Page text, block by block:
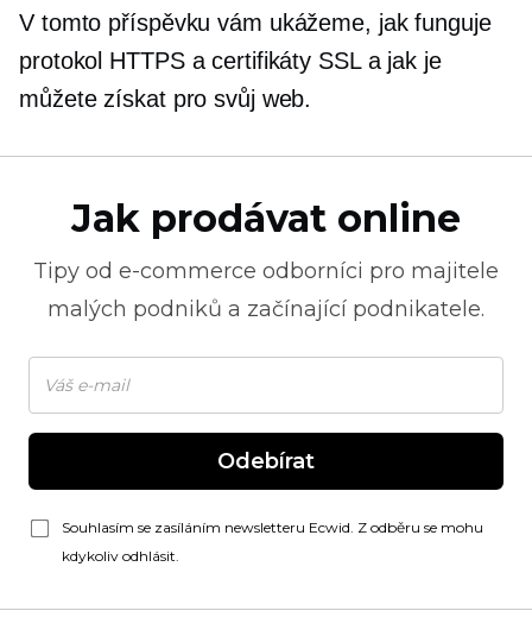
V tomto příspěvku vám ukážeme, jak funguje
protokol HTTPS a certifikáty SSL a jak je
můžete získat pro svůj web.
Jak prodávat online
Tipy od e-commerce odborníci pro majitele
malých podniků a začínající podnikatele.
Odebírat
Souhlasím se zasíláním newsletteru Ecwid. Z odběru se mohu
kdykoliv odhlásit.